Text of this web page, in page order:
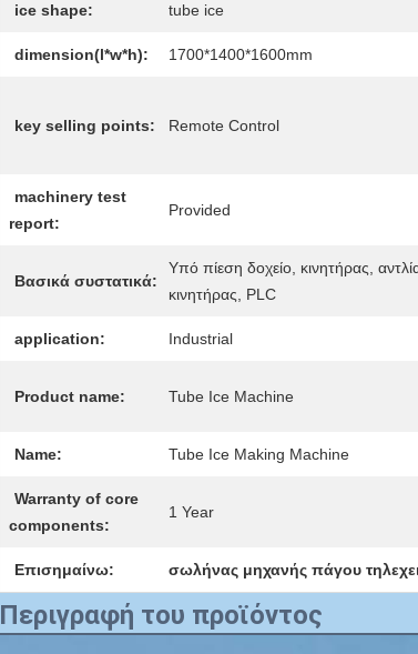
ice shape: tube ice
dimension(l*w*h): 1700*1400*1600mm
key selling points: Remote Control
machinery test
report:
Provided
Βασικά συστατικά:
Υπό πίεση δοχείο, κινητήρας,
κινητήρας, PLC
application: Industrial
Product name: Tube Ice Machine
Name: Tube Ice Making Machine
Warranty of core
components:
1 Year
Επισημαίνω: σωλήνας μηχανής πάγου
Περιγραφή του προϊόντος